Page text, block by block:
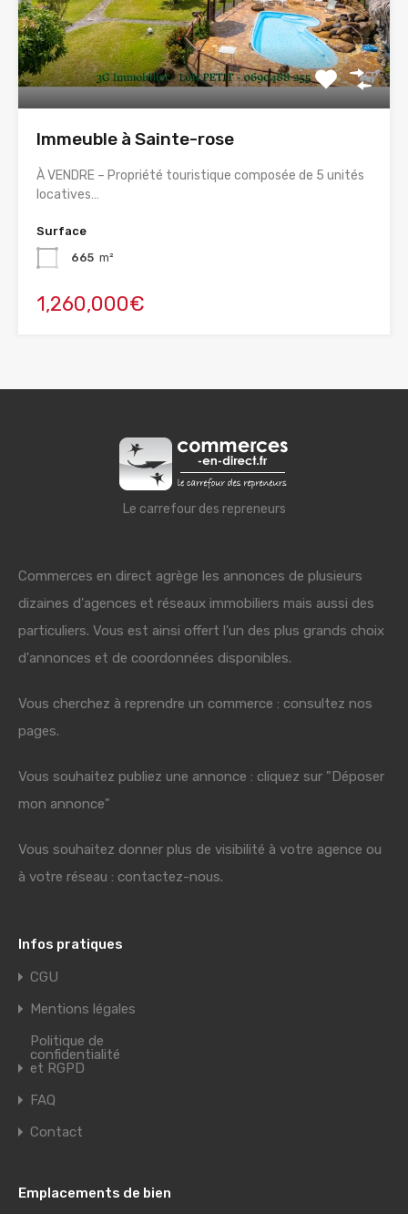
Immeuble à Sainte-rose
À VENDRE – Propriété touristique composée de 5 unités
locatives…
Surface
665 m²
1,260,000€
Le carrefour des repreneurs
Commerces en direct agrège les annonces de plusieurs
dizaines d'agences et réseaux immobiliers mais aussi des
particuliers. Vous est ainsi offert l'un des plus grands choix
d'annonces et de coordonnées disponibles.
Vous cherchez à reprendre un commerce : consultez nos
pages.
Vous souhaitez publiez une annonce : cliquez sur "Déposer
mon annonce"
Vous souhaitez donner plus de visibilité à votre agence ou
à votre réseau : contactez-nous.
Infos pratiques
CGU
Mentions légales
Politique de
confidentialité
et RGPD
FAQ
Contact
Emplacements de bien